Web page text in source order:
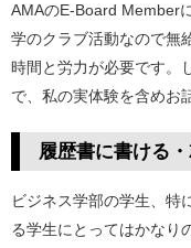
AMAのE-Board Member
学のクラブ活動なので無
時間と労力が必要です。
で、私の実体験を含めお
履歴書に書ける
ビジネス学部の学生、特
る学生にとってはかなり